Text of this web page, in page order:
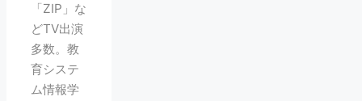
「ZIP」な
どTV出演
多数。教
育システ
ム情報学